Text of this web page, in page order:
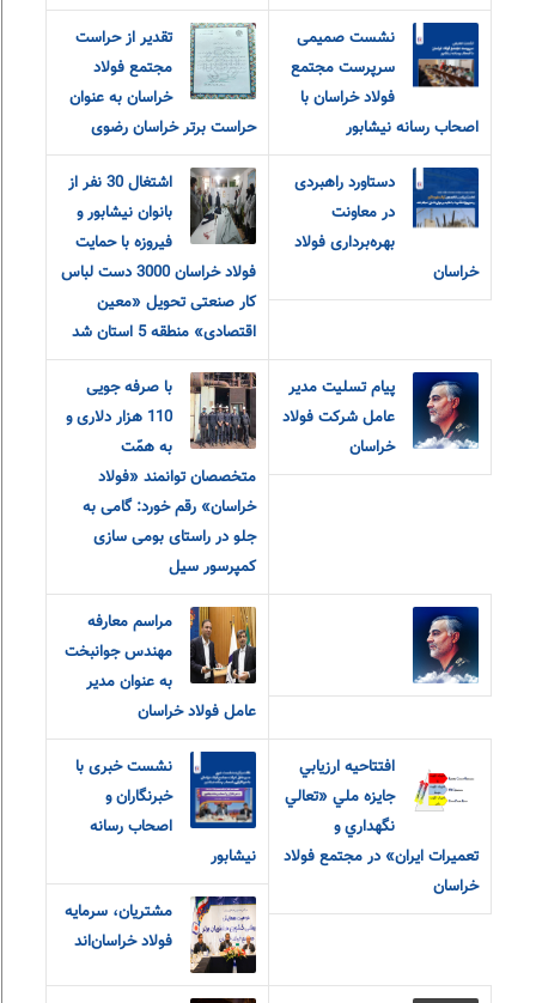
نشست صمیمی
سرپرست مجتمع
فولاد خراسان با
اصحاب رسانه نیشابور
تقدیر از حراست
مجتمع فولاد
خراسان به عنوان
حراست برتر خراسان رضوی
دستاورد راهبردی
در معاونت
بهره‌برداری فولاد
خراسان
اشتغال 30 نفر از
بانوان نیشابور و
فیروزه با حمایت
فولاد خراسان 3000 دست لباس
کار صنعتی تحویل «معین
اقتصادی» منطقه 5 استان شد
پیام تسلیت مدیر
عامل شرکت فولاد
خراسان
با صرفه جویی
110 هزار دلاری و
به همّت
متخصصان توانمند «فولاد
خراسان» رقم خورد: گامی به
جلو در راستای بومی سازی
کمپرسور سیل
مراسم معارفه
مهندس جوانبخت
به عنوان مدیر
عامل فولاد خراسان
افتتاحيه ارزيابي
جايزه ملي «تعالي
نگهداري و
تعميرات ايران» در مجتمع فولاد
خراسان
نشست خبری با
خبرنگاران و
اصحاب رسانه
نیشابور
مشتریان، سرمایه
فولاد خراسان‌اند